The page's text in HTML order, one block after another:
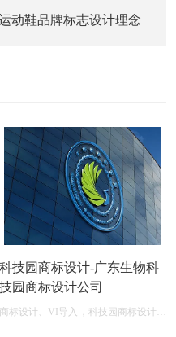
动鞋品牌标志设计理念
科技园商标设计-广东生物科
技园商标设计公司
商标设计、VI导入，科技园商标设计在